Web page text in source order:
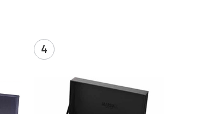
4